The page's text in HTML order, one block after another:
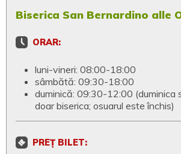
Biserica San Bernardino alle
ORAR:
luni-vineri: 08:00-18:00
sâmbătă: 09:30-18:00
duminică: 09:30-12:00 (duminica
doar biserica; osuarul este închis)
PREȚ BILET: